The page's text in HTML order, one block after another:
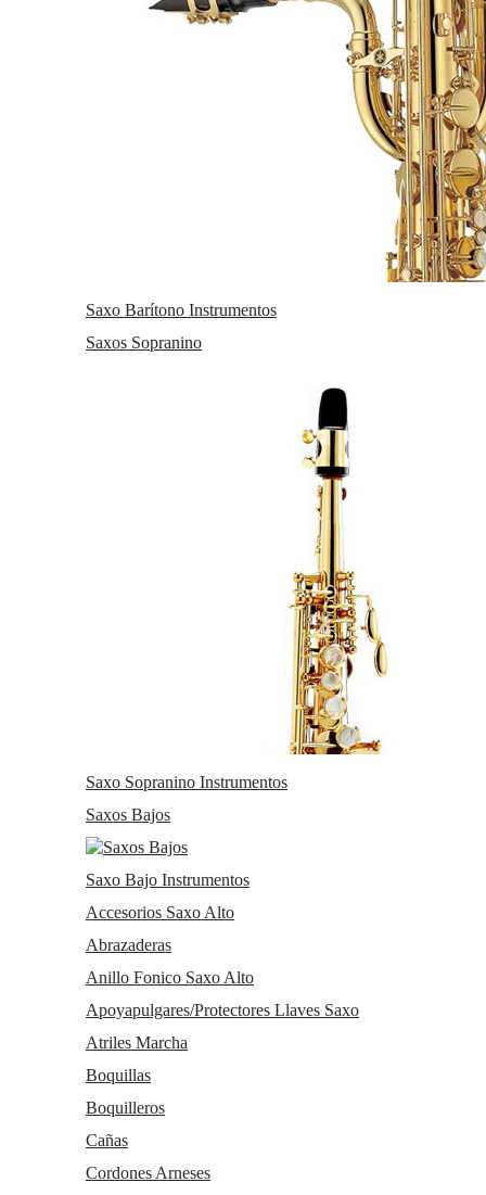
Saxo Barítono Instrumentos
Saxos Sopranino
Saxo Sopranino Instrumentos
Saxos Bajos
Saxo Bajo Instrumentos
Accesorios Saxo Alto
Abrazaderas
Anillo Fonico Saxo Alto
Apoyapulgares/Protectores Llaves Saxo
Atriles Marcha
Boquillas
Boquilleros
Cañas
Cordones Arneses
web, aplicación o plataforma, con el fin de introducir mejoras en
función del análisis de los datos de uso que hacen los usuarios del
Son necesarias para mostrar correctamente la página web/App y
garantizar el correcto funcionamiento del sitio. Son cookies que
ayudan al usuario a tener una mejor experiencia de la navegación
por el sitio. Un ejemplo de uso de este tipo de cookies son las que se
utilizan para almacenar los datos de navegación de un determinado
Son aquellas que permiten recordar información para que el usuario
acceda al servicio con determinadas características que pueden
diferenciar su experiencia de la de otros usuarios, como, por
usuario realiza una búsqueda, el aspecto o contenido del servicio en
servicio o de la región desde la que accede al servicio, etc.
Son aquellas que almacenan información del comportamiento de los
usuarios obtenida a través de la observación continuada de sus
hábitos de navegación, lo que permite desarrollar un perfil específico
para mostrar publicidad en función del mismo.
Cookies de redes sociales externas, que se utilizan para que los
visitantes puedan interactuar con el contenido de diferentes
plataformas sociales (Facebook, YouTube, Twitter, LinkedIn, etc.) y
que se generan únicamente para los usuarios de dichas redes
sociales. Las condiciones de utilización de estas cookies y la
información recopilada, se regula por la política de privacidad de la
Puede informarse de forma concreta sobre qué cookies estamos
utilizando y cuál es la finalidad de cada una de ellas en
, donde también le explicaremos cómo
Si desea navegar solo con las cookies necesarias pulse:
BLOQUEAR COOKIES